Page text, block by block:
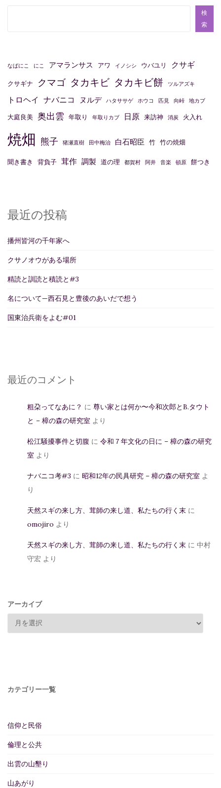
ン
検
索
なばにこ にこ アマランサス アワ イノシシ ウバユリ クサギ
クサギナ クマゴ タカキビ タカキビ餅 ツルアズキ
トロヘイ ナバニコ ヌルデ ハタササゲ ホウコ 匹見 向峠 地カブ
大庭良美 奥出雲 年取り 年取りカブ 日原 来訪神 消炭 火入れ
焼畑 熊子 猪瀬直樹 田中梅治 白石昭臣 竹 竹の焼畑
聞き書き 背負子 茸作 調製 道の理 都賀村 阿井 音楽 頓原 餅つき
最近の投稿
播州皆河の千年家へ
クサノオウがある場所
精読と訓読と積読と#3
名について—西石見と豊後のあいだで想う
国東治兵衛をよむ#01
最近のコメント
粗朶ってなあに？ に 尊い家とは何か〜今和次郎とB.タウト
と – 樟の森の研究室 より
松江騒擾事件と切腹 に 令和７年文化の日に – 樟の森の研究
室 より
ナバニコ考#3 に 昭和12年の民具研究 – 樟の森の研究室 よ
り
天然スギの来し方、茸師の来し道、私たちの行く末 に
omojiro より
天然スギの来し方、茸師の来し道、私たちの行く末 に 中村
守宏 より
アーカイブ
カテゴリー一覧
信仰と民俗
倫理と公共
出雲の山墾り
山あがり